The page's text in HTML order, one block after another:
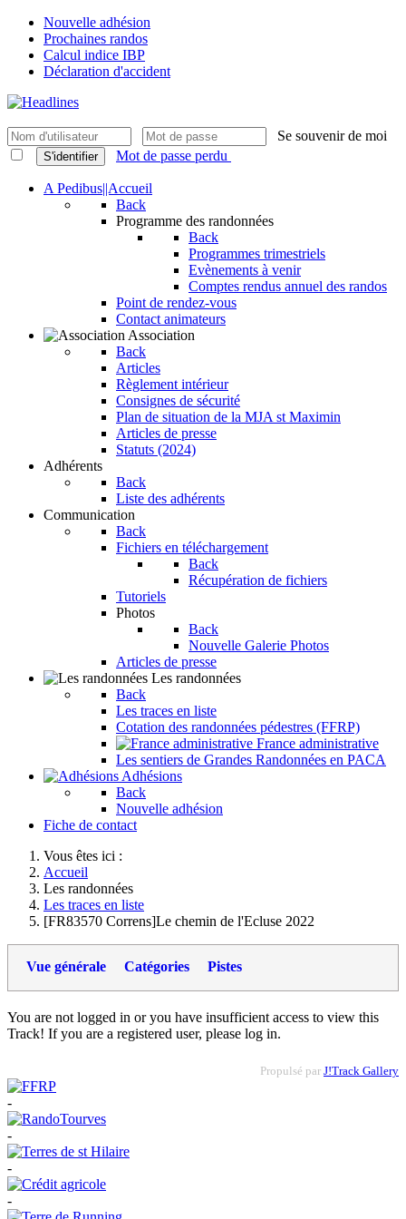
Nouvelle adhésion
Prochaines randos
Calcul indice IBP
Déclaration d'accident
Se souvenir de moi
S'identifier Mot de passe perdu
A Pedibus||Accueil
Back
Programme des randonnées
Back
Programmes trimestriels
Evènements à venir
Comptes rendus annuel des randos
Point de rendez-vous
Contact animateurs
Association
Back
Articles
Règlement intérieur
Consignes de sécurité
Plan de situation de la MJA st Maximin
Articles de presse
Statuts (2024)
Adhérents
Back
Liste des adhérents
Communication
Back
Fichiers en téléchargement
Back
Récupération de fichiers
Tutoriels
Photos
Back
Nouvelle Galerie Photos
Articles de presse
Les randonnées
Back
Les traces en liste
Cotation des randonnées pédestres (FFRP)
France administrative
Les sentiers de Grandes Randonnées en PACA
Adhésions
Back
Nouvelle adhésion
Fiche de contact
Vous êtes ici :
Accueil
Les randonnées
Les traces en liste
[FR83570 Correns]Le chemin de l'Ecluse 2022
Vue générale Catégories Pistes
You are not logged in or you have insufficient access to view this
Track! If you are a registered user, please log in.
Propulsé par J!Track Gallery
-
-
-
-